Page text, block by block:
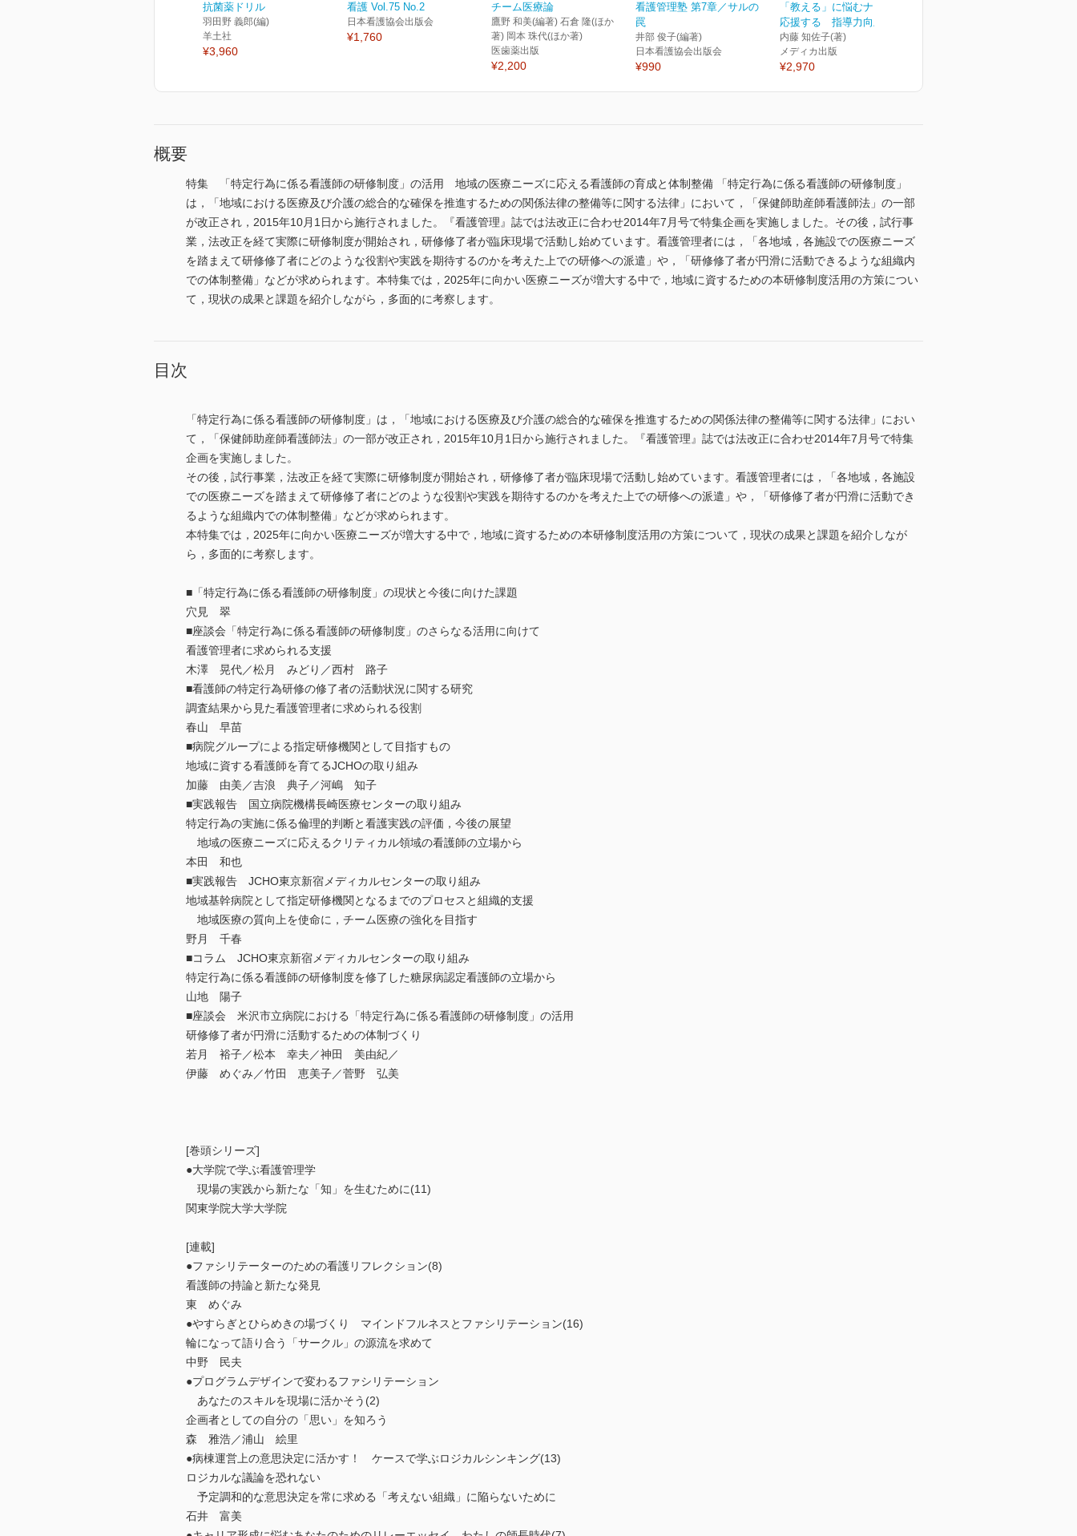
抗菌薬ドリル
羽田野 義郎(編)
羊土社
¥3,960
看護 Vol.75 No.2
日本看護協会出版会
¥1,760
チーム医療論
鷹野 和美(編著) 石倉 隆(ほか
著) 岡本 珠代(ほか著)
医歯薬出版
¥2,200
看護管理塾 第7章／サルの
罠
井部 俊子(編著)
日本看護協会出版会
¥990
「教える」に悩むナースを
応援する 指導力向上ブ...
内藤 知佐子(著)
メディカ出版
¥2,970
概要
特集 「特定行為に係る看護師の研修制度」の活用 地域の医療ニーズに応える看護師の育成と体制整備 「特定行為に係る看護師の研修制度」
は，「地域における医療及び介護の総合的な確保を推進するための関係法律の整備等に関する法律」において，「保健師助産師看護師法」の一部
が改正され，2015年10月1日から施行されました。『看護管理』誌では法改正に合わせ2014年7月号で特集企画を実施しました。その後，試行事
業，法改正を経て実際に研修制度が開始され，研修修了者が臨床現場で活動し始めています。看護管理者には，「各地域，各施設での医療ニーズ
を踏まえて研修修了者にどのような役割や実践を期待するのかを考えた上での研修への派遣」や，「研修修了者が円滑に活動できるような組織内
での体制整備」などが求められます。本特集では，2025年に向かい医療ニーズが増大する中で，地域に資するための本研修制度活用の方策につい
て，現状の成果と課題を紹介しながら，多面的に考察します。
目次
「特定行為に係る看護師の研修制度」は，「地域における医療及び介護の総合的な確保を推進するための関係法律の整備等に関する法律」におい
て，「保健師助産師看護師法」の一部が改正され，2015年10月1日から施行されました。『看護管理』誌では法改正に合わせ2014年7月号で特集
企画を実施しました。
その後，試行事業，法改正を経て実際に研修制度が開始され，研修修了者が臨床現場で活動し始めています。看護管理者には，「各地域，各施設
での医療ニーズを踏まえて研修修了者にどのような役割や実践を期待するのかを考えた上での研修への派遣」や，「研修修了者が円滑に活動でき
るような組織内での体制整備」などが求められます。
本特集では，2025年に向かい医療ニーズが増大する中で，地域に資するための本研修制度活用の方策について，現状の成果と課題を紹介しなが
ら，多面的に考察します。
■「特定行為に係る看護師の研修制度」の現状と今後に向けた課題
穴見 翠
■座談会「特定行為に係る看護師の研修制度」のさらなる活用に向けて
看護管理者に求められる支援
木澤 晃代／松月 みどり／西村 路子
■看護師の特定行為研修の修了者の活動状況に関する研究
調査結果から見た看護管理者に求められる役割
春山 早苗
■病院グループによる指定研修機関として目指すもの
地域に資する看護師を育てるJCHOの取り組み
加藤 由美／吉浪 典子／河嶋 知子
■実践報告 国立病院機構長崎医療センターの取り組み
特定行為の実施に係る倫理的判断と看護実践の評価，今後の展望
地域の医療ニーズに応えるクリティカル領域の看護師の立場から
本田 和也
■実践報告 JCHO東京新宿メディカルセンターの取り組み
地域基幹病院として指定研修機関となるまでのプロセスと組織的支援
地域医療の質向上を使命に，チーム医療の強化を目指す
野月 千春
■コラム JCHO東京新宿メディカルセンターの取り組み
特定行為に係る看護師の研修制度を修了した糖尿病認定看護師の立場から
山地 陽子
■座談会 米沢市立病院における「特定行為に係る看護師の研修制度」の活用
研修修了者が円滑に活動するための体制づくり
若月 裕子／松本 幸夫／神田 美由紀／
伊藤 めぐみ／竹田 恵美子／菅野 弘美
[巻頭シリーズ]
●大学院で学ぶ看護管理学
現場の実践から新たな「知」を生むために(11)
関東学院大学大学院
[連載]
●ファシリテーターのための看護リフレクション(8)
看護師の持論と新たな発見
東 めぐみ
●やすらぎとひらめきの場づくり マインドフルネスとファシリテーション(16)
輪になって語り合う「サークル」の源流を求めて
中野 民夫
●プログラムデザインで変わるファシリテーション
あなたのスキルを現場に活かそう(2)
企画者としての自分の「思い」を知ろう
森 雅浩／浦山 絵里
●病棟運営上の意思決定に活かす！ ケースで学ぶロジカルシンキング(13)
ロジカルな議論を恐れない
予定調和的な意思決定を常に求める「考えない組織」に陥らないために
石井 富美